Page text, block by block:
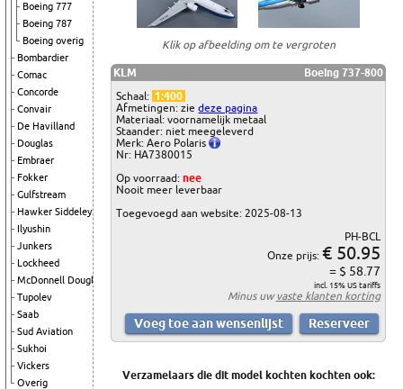
Boeing 777
Boeing 787
Boeing overig
Bombardier
Comac
Concorde
Convair
De Havilland
Douglas
Embraer
Fokker
Gulfstream
Hawker Siddeley
Ilyushin
Junkers
Lockheed
McDonnell Douglas
Tupolev
Saab
Sud Aviation
Sukhoi
Vickers
Overig
Klik op afbeelding om te vergroten
KLM
Boeing 737-800
Schaal: 1:400
Afmetingen: ziedeze pagina
Materiaal: voornamelijk metaal
Staander: niet meegeleverd
Merk: Aero Polaris
Nr: HA7380015
Op voorraad:nee
Nooit meer leverbaar
Toegevoegd aan website: 2025-08-13
PH-BCL
Onze prijs: € 50.95
= $ 58.77
incl. 15% US tariffs
Minus uwvaste klanten korting
Verzamelaars die dit model kochten kochten ook: